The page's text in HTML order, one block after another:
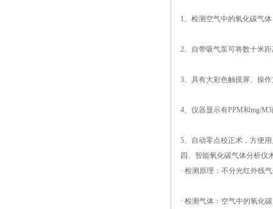
1、检测空气中的氧化碳气
2、自带吸气泵可将数十米
3、具有大彩色触摸屏、操
4、仪器显示有PPM和mg/
5、自动零点校正术，方便
四、智能氧化碳气体分析仪
· 检测原理：不分光红外线
· 检测气体：空气中的氧化